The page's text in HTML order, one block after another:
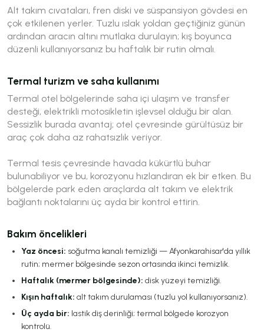
Alt takım cıvataları, fren diski ve süspansiyon gövdesi en
çok etkilenen yerler. Tuzlu ıslak yoldan geçtiğiniz günün
ardından aracın altını mutlaka durulayın; kış boyunca
düzenli kullanıyorsanız bu haftalık bir rutin olmalı.
Termal turizm ve saha kullanımı
Termal otel bölgelerinde saha içi ulaşım ve transfer
desteği, elektrikli motosikletin işlevsel olduğu bir alan.
Sessizlik burada avantaj; otel çevresinde gürültüsüz bir
araç çok daha az rahatsızlık veriyor.
Termal tesis çevresinde havada kükürtlü buhar
bulunabiliyor ve bu, korozyonu hızlandıran ek bir etken. Bu
bölgelerde park eden araçlarda alt takım ve elektrik
bağlantı noktalarını üç ayda bir kontrol ettirin.
Bakım öncelikleri
Yaz öncesi: soğutma kanalı temizliği — Afyonkarahisar'da yıllık
rutin; mermer bölgesinde sezon ortasında ikinci temizlik.
Haftalık (mermer bölgesinde): disk yüzeyi temizliği.
Kışın haftalık: alt takım durulaması (tuzlu yol kullanıyorsanız).
Üç ayda bir: lastik diş derinliği; termal bölgede korozyon
kontrolü.